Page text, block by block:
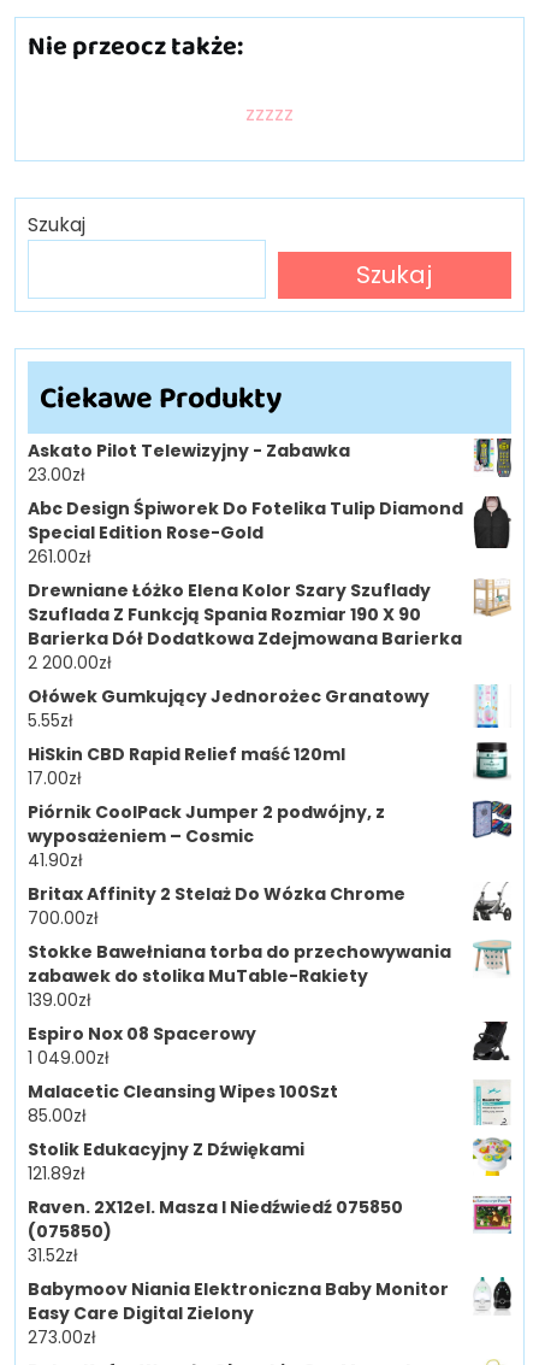
Nie przeocz także:
zzzzz
Szukaj
Szukaj
Ciekawe Produkty
Askato Pilot Telewizyjny - Zabawka
23.00zł
Abc Design Śpiworek Do Fotelika Tulip Diamond
Special Edition Rose-Gold
261.00zł
Drewniane Łóżko Elena Kolor Szary Szuflady
Szuflada Z Funkcją Spania Rozmiar 190 X 90
Barierka Dół Dodatkowa Zdejmowana Barierka
2 200.00zł
Ołówek Gumkujący Jednorożec Granatowy
5.55zł
HiSkin CBD Rapid Relief maść 120ml
17.00zł
Piórnik CoolPack Jumper 2 podwójny, z
wyposażeniem – Cosmic
41.90zł
Britax Affinity 2 Stelaż Do Wózka Chrome
700.00zł
Stokke Bawełniana torba do przechowywania
zabawek do stolika MuTable-Rakiety
139.00zł
Espiro Nox 08 Spacerowy
1 049.00zł
Malacetic Cleansing Wipes 100Szt
85.00zł
Stolik Edukacyjny Z Dźwiękami
121.89zł
Raven. 2X12el. Masza I Niedźwiedź 075850
(075850)
31.52zł
Babymoov Niania Elektroniczna Baby Monitor
Easy Care Digital Zielony
273.00zł